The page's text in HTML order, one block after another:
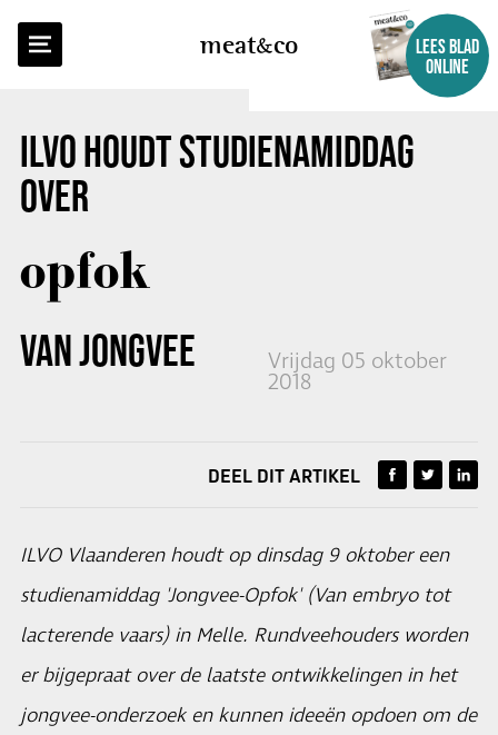
meatco
LEES BLAD
ONLINE
ILVO HOUDT STUDIENAMIDDAG
OVER
opfok
VAN JONGVEE Vrijdag 05 oktober
2018
TERUG NAAR OVERZICHT
DEEL DIT ARTIKEL
ILVO Vlaanderen houdt op dinsdag 9 oktober een
studienamiddag 'Jongvee-Opfok' (Van embryo tot
lacterende vaars) in Melle. Rundveehouders worden
er bijgepraat over de laatste ontwikkelingen in het
jongvee-onderzoek en kunnen ideeën opdoen om de